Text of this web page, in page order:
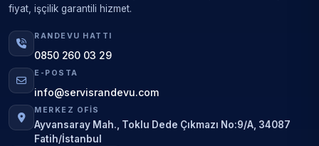
fiyat, işçilik garantili hizmet.
RANDEVU HATTI
0850 260 03 29
E-POSTA
info@servisrandevu.com
MERKEZ OFIS
Ayvansaray Mah., Toklu Dede Çıkmazı No:9/A, 34087
Fatih/İstanbul